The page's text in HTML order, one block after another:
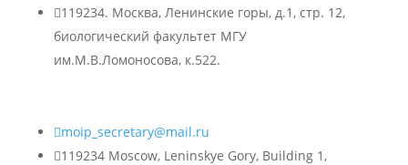
119234. Москва, Ленинские горы, д.1, стр. 12,
биологический факультет МГУ
им.М.В.Ломоносова, к.522.
moip_secretary@mail.ru
119234 Moscow, Leninskye Gory, Building 1,